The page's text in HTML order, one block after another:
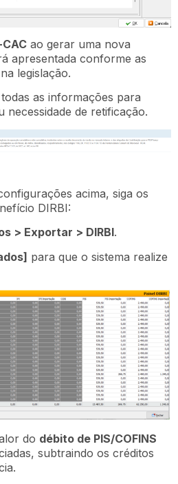
ao gerar uma nova
apresentada conforme as
legislação.
as informações para
necessidade de retificação.
acima, siga os
DIRBI:
> Exportar > DIRBI.
para que o sistema realize
do débito de PIS/COFINS
subtraindo os créditos